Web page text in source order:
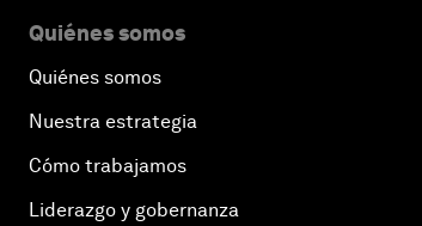
Quiénes somos
Quiénes somos
Nuestra estrategia
Cómo trabajamos
Liderazgo y gobernanza